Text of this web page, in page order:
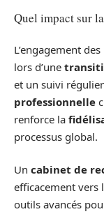
Quel impact sur
L’engagement des
lors d’une
et un suivi
professionnelle
renforce la
processus global.
Un cabinet de
efficacement vers
outils avancés